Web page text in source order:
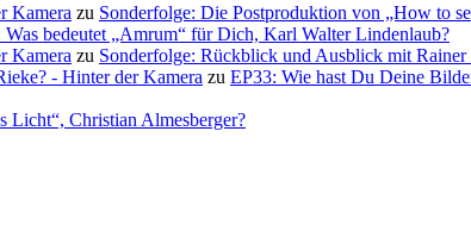
Kamera zu Sonderfolge: Die Postproduktion von „How to
Was bedeutet „Amrum“ für Dich, Karl Walter Lindenlaub?
Kamera zu Sonderfolge: Rückblick und Ausblick mit
- Hinter der Kamera zu EP33: Wie hast Du Deine
Licht“, Christian Almesberger?